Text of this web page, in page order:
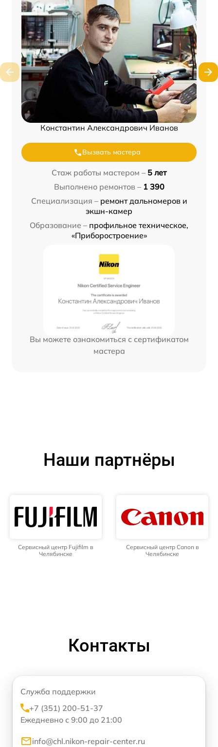
Константин Александрович Иванов
Вызвать мастера
Стаж работы мастером – 5 лет
Выполнено ремонтов – 1 390
Специализация – ремонт дальномеров и
экшн-камер
Образование – профильное техническое,
«Приборостроение»
Вы можете ознакомиться с сертификатом
мастера
Наши партнёры
Сервисный центр Fujifilm в
Челябинске
Сервисный центр Canon в
Челябинске
Контакты
Служба поддержки
+7 (351) 200-51-37
Ежедневно с 9:00 до 21:00
info@chl.nikon-repair-center.ru